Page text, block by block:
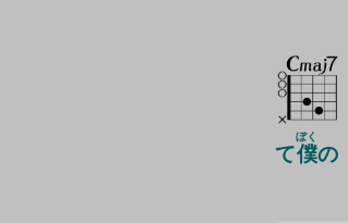
て僕
ぼく
の